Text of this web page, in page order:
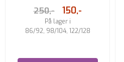
250,- 150,-
På lager i
86/92, 98/104, 122/128